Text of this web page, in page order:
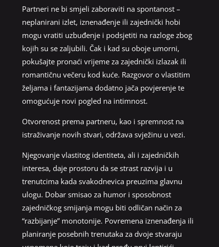
Partneri ne bi smjeli zaboraviti na spontanost –
neplanirani izlet, iznenađenje ili zajednički hobi
mogu vratiti uzbuđenje i podsjetiti na razloge zbog
kojih su se zaljubili. Čak i kad su oboje umorni,
pokušajte pronaći vrijeme za zajednički izlazak ili
romantičnu večeru kod kuće. Razgovor o vlastitim
željama i fantazijama dodatno jača povjerenje te
omogućuje novi pogled na intimnost.
Otvorenost prema partneru, kao i spremnost na
istraživanje novih stvari, održava svježinu u vezi.
Njegovanje vlastitog identiteta, ali i zajedničkih
interesa, daje prostoru da se strast razvija i u
trenutcima kada svakodnevica preuzima glavnu
ulogu. Dobar smisao za humor i sposobnost
zajedničkog smijanja mogu biti odličan način za
“razbijanje” monotonije. Povremena iznenađenja ili
planiranje posebnih trenutaka za dvoje stvaraju